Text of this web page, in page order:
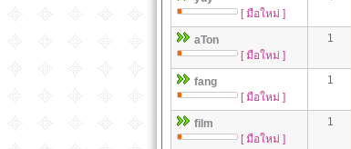
[ มือใหม่ ]
aTon
[ มือใหม่ ]
1
fang
[ มือใหม่ ]
1
film
[ มือใหม่ ]
1